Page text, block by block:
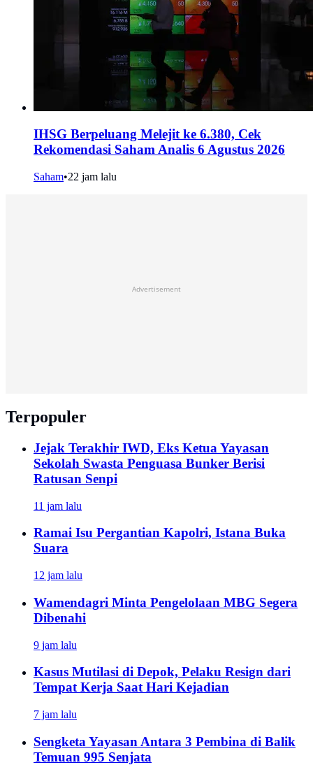
IHSG Berpeluang Melejit ke 6.380, Cek
Rekomendasi Saham Analis 6 Agustus 2026
Saham•22 jam lalu
Advertisement
Terpopuler
Jejak Terakhir IWD, Eks Ketua Yayasan
Sekolah Swasta Penguasa Bunker Berisi
Ratusan Senpi
11 jam lalu
Ramai Isu Pergantian Kapolri, Istana Buka
Suara
12 jam lalu
Wamendagri Minta Pengelolaan MBG Segera
Dibenahi
9 jam lalu
Kasus Mutilasi di Depok, Pelaku Resign dari
Tempat Kerja Saat Hari Kejadian
7 jam lalu
Sengketa Yayasan Antara 3 Pembina di Balik
Temuan 995 Senjata